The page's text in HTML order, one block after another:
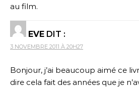
au film.
EVE DIT :
3 NOVEMBRE 2011 À 20H27
Bonjour, j’ai beaucoup aimé ce
dire cela fait des années que je